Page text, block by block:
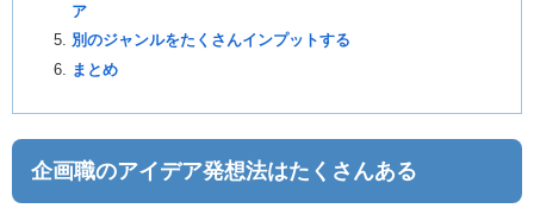
ア
別のジャンルをたくさんインプットする
まとめ
企画職のアイデア発想法はたくさんある